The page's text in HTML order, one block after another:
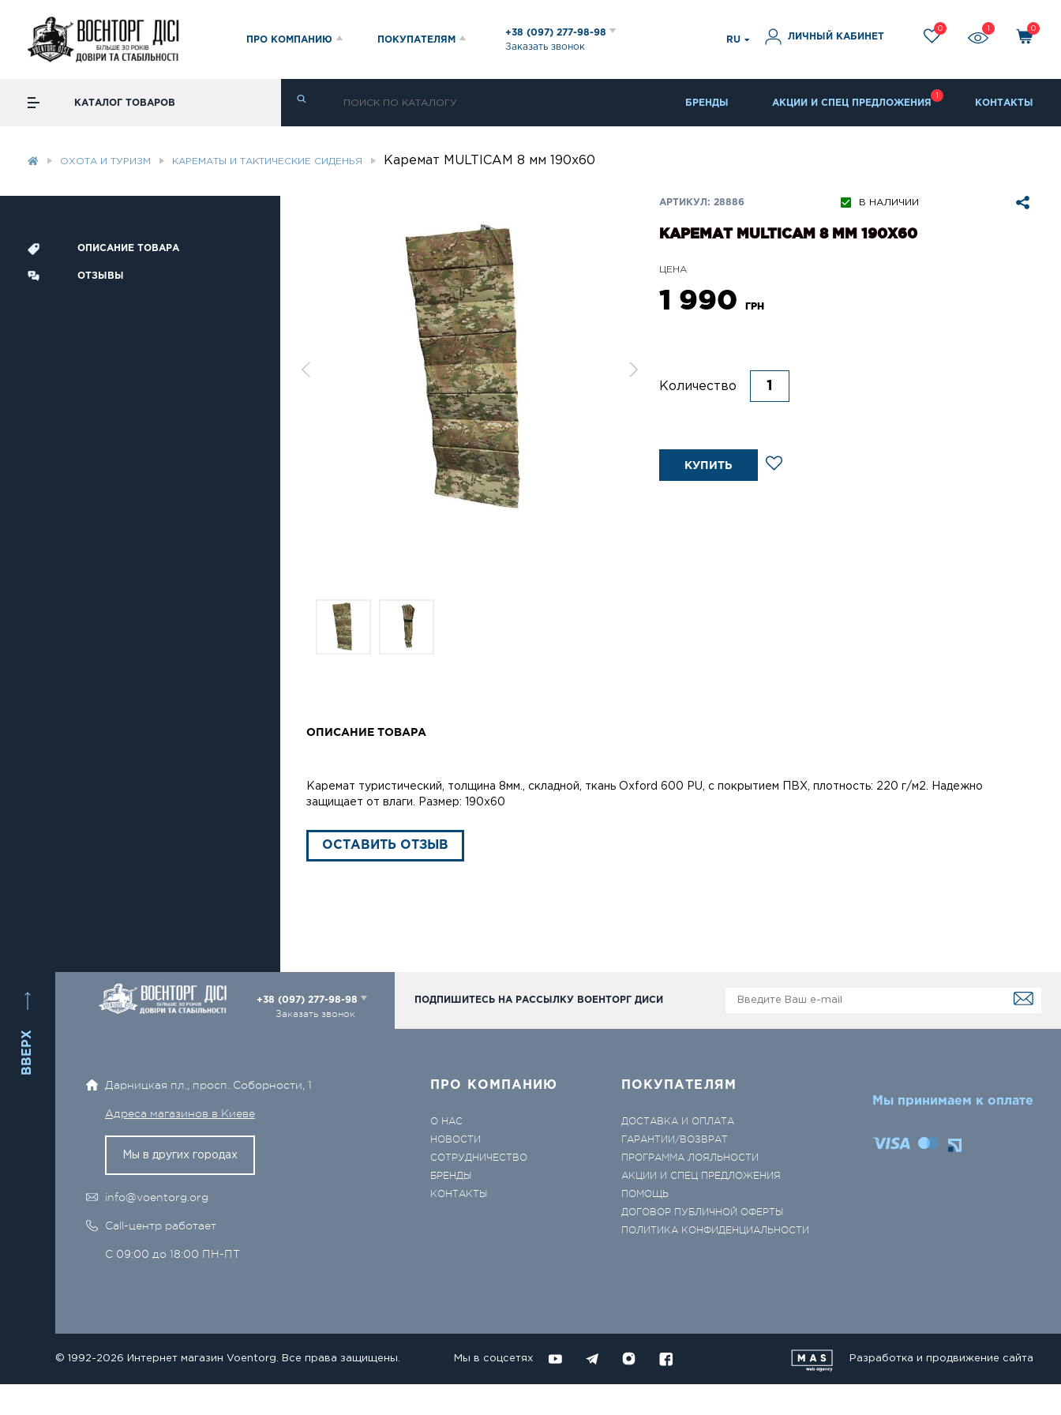
ПРО КОМПАНИЮ ПОКУПАТЕЛЯМ
+38 (097) 277-98-98
Заказать звонок
RU ЛИЧНЫЙ КАБИНЕТ
0 0
КАТАЛОГ ТОВАРОВ БРЕНДЫ АКЦИИ И СПЕЦ ПРЕДЛОЖЕНИЯ КОНТАКТЫ
ОХОТА И ТУРИЗМ КАРЕМАТЫ И ТАКТИЧЕСКИЕ СИДЕНЬЯ Каремат MULTICAM 8 мм 190х60
ОПИСАНИЕ ТОВАРА
ОТЗЫВЫ
АРТИКУЛ: 28886 В НАЛИЧИИ
КАРЕМАТ MULTICAM 8 ММ 190Х60
ЦЕНА
1 990 ГРН
Количество
КУПИТЬ
ОПИСАНИЕ ТОВАРА
Каремат туристический, толщина 8мм., складной, ткань Oxford 600 PU, с покрытием ПВХ, плотность: 220 г/м2. Надежно
защищает от влаги. Размер: 190х60
ОСТАВИТЬ ОТЗЫВ
ВВЕРХ
+38 (097) 277-98-98
Заказать звонок
ПОДПИШИТЕСЬ НА РАССЫЛКУ ВОЕНТОРГ ДИСИ
Дарницкая пл., просп. Соборности, 1
Адреса магазинов в Киеве
Мы в других городах
info@voentorg.org
Call-центр работает
С 09:00 до 18:00 ПН-ПТ
ПРО КОМПАНИЮ
О НАС
НОВОСТИ
СОТРУДНИЧЕСТВО
БРЕНДЫ
КОНТАКТЫ
ПОКУПАТЕЛЯМ
ДОСТАВКА И ОПЛАТА
ГАРАНТИИ/ВОЗВРАТ
ПРОГРАММА ЛОЯЛЬНОСТИ
АКЦИИ И СПЕЦ ПРЕДЛОЖЕНИЯ
ПОМОЩЬ
ДОГОВОР ПУБЛИЧНОЙ ОФЕРТЫ
ПОЛИТИКА КОНФИДЕНЦИАЛЬНОСТИ
Мы принимаем к оплате
© 1992-2026 Интернет магазин Voentorg. Все права защищены. Мы в соцсетях Разработка и продвижение сайта